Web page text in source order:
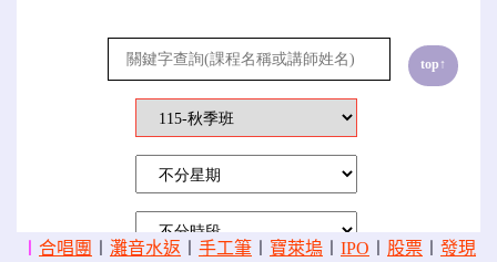
合唱團 灘音水返 手工筆 寶萊塢 IPO 股票
發現